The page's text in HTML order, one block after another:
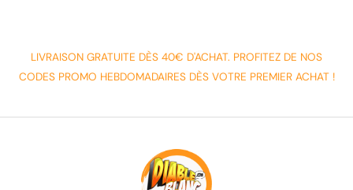
LIVRAISON GRATUITE DÈS 40€ D'ACHAT. PROFITEZ DE NOS
CODES PROMO HEBDOMADAIRES DÈS VOTRE PREMIER ACHAT !